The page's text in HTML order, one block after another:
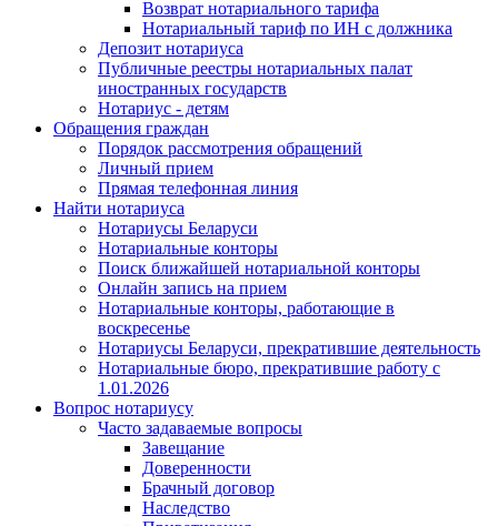
Возврат нотариального тарифа
Нотариальный тариф по ИН с должника
Депозит нотариуса
Публичные реестры нотариальных палат
иностранных государств
Нотариус - детям
Обращения граждан
Порядок рассмотрения обращений
Личный прием
Прямая телефонная линия
Найти нотариуса
Нотариусы Беларуси
Нотариальные конторы
Поиск ближайшей нотариальной конторы
Онлайн запись на прием
Нотариальные конторы, работающие в
воскресенье
Нотариусы Беларуси, прекратившие деятельность
Нотариальные бюро, прекратившие работу с
1.01.2026
Вопрос нотариусу
Часто задаваемые вопросы
Завещание
Доверенности
Брачный договор
Наследство